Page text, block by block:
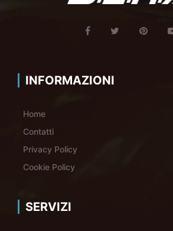
INFORMAZIONI
Home
Contatti
Privacy Policy
Cookie Policy
SERVIZI